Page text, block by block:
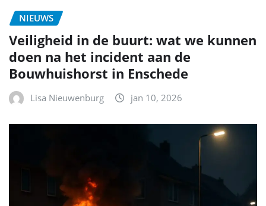
NIEUWS
Veiligheid in de buurt: wat we kunnen
doen na het incident aan de
Bouwhuishorst in Enschede
Lisa Nieuwenburg jan 10, 2026